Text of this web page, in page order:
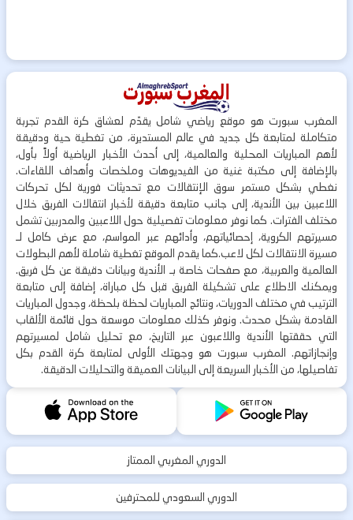
المغرب سبورت هو موقع رياضي شامل يقدّم لعشاق كرة القدم تجربة
متكاملة لمتابعة كل جديد في عالم المستديرة، من تغطية حية ودقيقة
لأهم المباريات المحلية والعالمية، إلى أحدث الأخبار الرياضية أولاً بأول،
بالإضافة إلى مكتبة غنية من الفيديوهات وملخصات وأهداف اللقاءات.
نغطي بشكل مستمر سوق الإنتقالات مع تحديثات فورية لكل تحركات
اللاعبين بين الأندية، إلى جانب متابعة دقيقة لأخبار انتقالات الفريق خلال
مختلف الفترات. كما نوفر معلومات تفصيلية حول اللاعبين والمدربين تشمل
مسيرتهم الكروية، إحصائياتهم، وأدائهم عبر المواسم، مع عرض كامل لـ
مسيرة الانتقالات لكل لاعب.كما يقدم الموقع تغطية شاملة لأهم البطولات
العالمية والعربية، مع صفحات خاصة بـ الأندية وبيانات دقيقة عن كل فريق.
ويمكنك الاطلاع على تشكيلة الفريق قبل كل مباراة، إضافة إلى متابعة
الترتيب في مختلف الدوريات، ونتائج المباريات لحظة بلحظة، وجدول المباريات
القادمة بشكل محدث. ونوفر كذلك معلومات موسعة حول قائمة الألقاب
التي حققتها الأندية واللاعبون عبر التاريخ، مع تحليل شامل لمسيرتهم
وإنجازاتهم. المغرب سبورت هو وجهتك الأولى لمتابعة كرة القدم بكل
تفاصيلها، من الأخبار السريعة إلى البيانات العميقة والتحليلات الدقيقة.
الدوري المغربي الممتاز
الدوري السعودي للمحترفين